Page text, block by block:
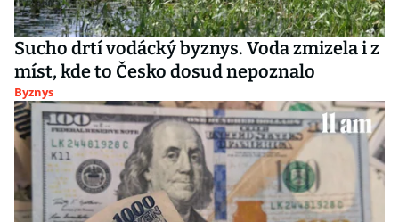
Sucho drtí vodácký byznys. Voda zmizela i z
míst, kde to Česko dosud nepoznalo
Byznys